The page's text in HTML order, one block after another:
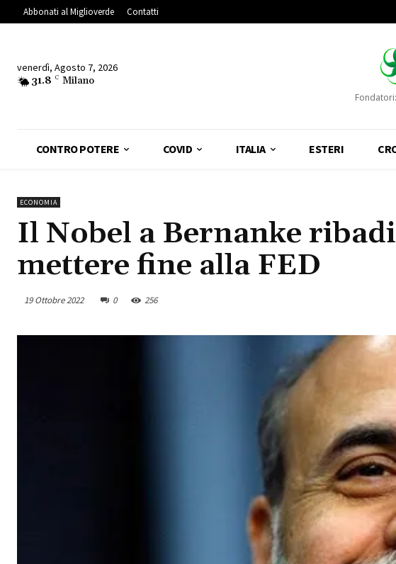
Abbonati al Miglioverde Contatti
venerdì, Agosto 7, 2026
31.8 C Milano
CONTRO POTERE COVID ITALIA ESTERI
ECONOMIA
Il Nobel a Bernanke
mettere fine alla FED
19 Ottobre 2022 0 256